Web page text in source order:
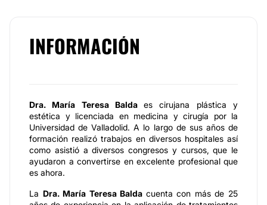
INFORMACIÓN
Dra. María Teresa Baldaes cirujana plástica y
estética y licenciada en medicina y cirugía por la
Universidad de Valladolid. A lo largo de sus años de
formación realizó trabajos en diversos hospitales así
como asistió a diversos congresos y cursos, que le
ayudaron a convertirse en excelente profesional que
es ahora.
La Dra. María Teresa Balda cuenta con más de 25